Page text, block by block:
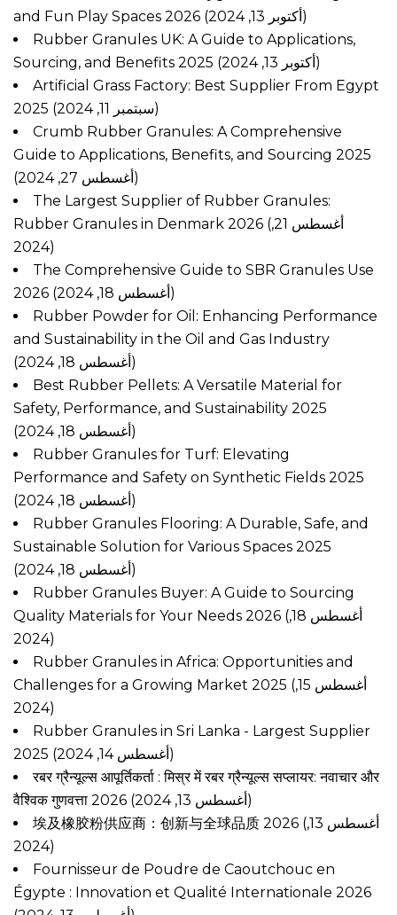
and Fun Play Spaces 2026
(أكتوبر 13, 2024)
Rubber Granules UK: A Guide to Applications,
Sourcing, and Benefits 2025
(أكتوبر 13, 2024)
Artificial Grass Factory: Best Supplier From Egypt
2025
(سبتمبر 11, 2024)
Crumb Rubber Granules: A Comprehensive
Guide to Applications, Benefits, and Sourcing 2025
(أغسطس 27, 2024)
The Largest Supplier of Rubber Granules:
Rubber Granules in Denmark 2026 (أغسطس 21,
2024)
The Comprehensive Guide to SBR Granules Use
2026
(أغسطس 18, 2024)
Rubber Powder for Oil: Enhancing Performance
and Sustainability in the Oil and Gas Industry
(أغسطس 18, 2024)
Best Rubber Pellets: A Versatile Material for
Safety, Performance, and Sustainability 2025
(أغسطس 18, 2024)
Rubber Granules for Turf: Elevating
Performance and Safety on Synthetic Fields 2025
(أغسطس 18, 2024)
Rubber Granules Flooring: A Durable, Safe, and
Sustainable Solution for Various Spaces 2025
(أغسطس 18, 2024)
Rubber Granules Buyer: A Guide to Sourcing
Quality Materials for Your Needs 2026 (أغسطس 18,
2024)
Rubber Granules in Africa: Opportunities and
Challenges for a Growing Market 2025 (أغسطس 15,
2024)
Rubber Granules in Sri Lanka - Largest Supplier
2025
(أغسطس 14, 2024)
रबर ग्रैन्यूल्स आपूर्तिकर्ता : मिस्र में रबर ग्रैन्यूल्स सप्लायर: नवाचार और
वैश्विक गुणवत्ता 2026
(أغسطس 13, 2024)
埃及橡胶粉供应商：创新与全球品质 2026 (أغسطس 13,
2024)
Fournisseur de Poudre de Caoutchouc en
Égypte : Innovation et Qualité Internationale 2026